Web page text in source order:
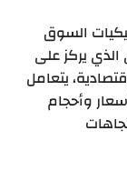
السوق
يركز على
يتعامل
وأحجام